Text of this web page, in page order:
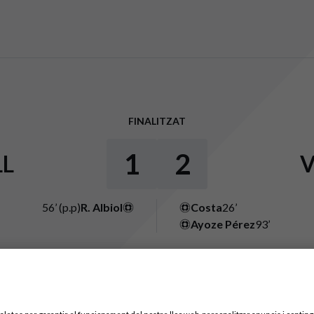
FINALITZAT
1 2
56’ (p.p)R. Albiol 26’
Costa
93’
Ayoze Pérez